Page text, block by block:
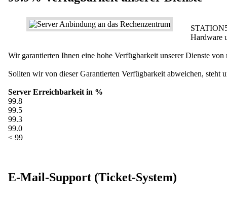
Hardware
Wir garantierten Ihnen eine hohe Verfügbarkeit unserer Dienste
Sollten wir von dieser Garantierten Verfügbarkeit abweichen, steht
Server Erreichbarkeit in %
99.8
99.5
99.3
99.0
< 99
E-Mail-Support (Ticket-System)